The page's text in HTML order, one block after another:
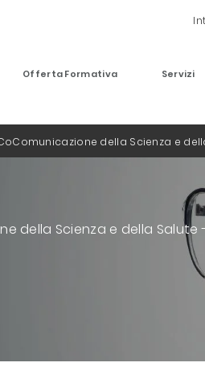
Offerta Formativa Servizi
della Scienza e
della Scienza e della Salute